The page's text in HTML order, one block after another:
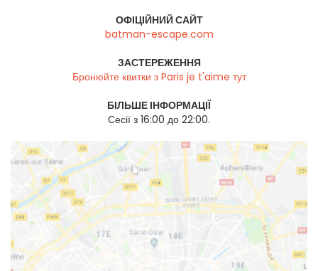
ОФІЦІЙНИЙ САЙТ
batman-escape.com
ЗАСТЕРЕЖЕННЯ
Бронюйте квитки з Paris je t'aime тут
БІЛЬШЕ ІНФОРМАЦІЇ
Сесії з 16:00 до 22:00.